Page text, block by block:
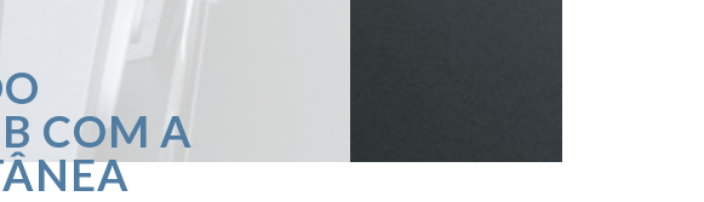
COM A